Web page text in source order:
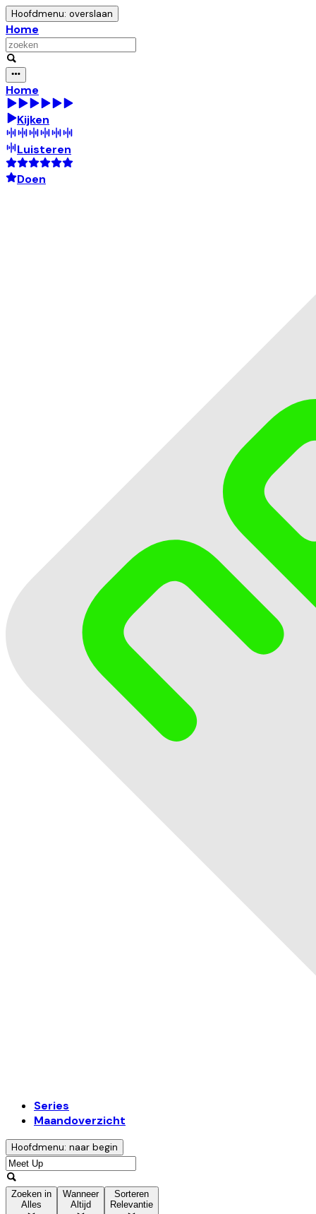
Hoofdmenu: overslaan
Home
Home
Kijken
Luisteren
Doen
Series
Maandoverzicht
Hoofdmenu: naar begin
Zoeken in
Alles
Wanneer
Altijd
Sorteren
Relevantie